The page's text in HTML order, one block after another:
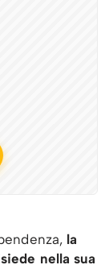
la
nella sua